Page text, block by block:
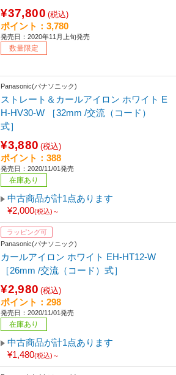
¥37,800 (税込)
ポイント：3,780
発売日：2020年11月上旬発売
数量限定
Panasonic(パナソニック)
ストレート＆カールアイロン ホワイト E
H-HV30-W ［32mm /交流（コード）
式］
¥3,880 (税込)
ポイント：388
発売日：2020/11/01発売
在庫あり
中古商品が計1点あります
¥2,000(税込)～
ラッピング可
Panasonic(パナソニック)
カールアイロン ホワイト EH-HT12-W
［26mm /交流（コード）式］
¥2,980 (税込)
ポイント：298
発売日：2020/11/01発売
在庫あり
中古商品が計1点あります
¥1,480(税込)～